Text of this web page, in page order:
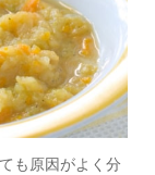
も原因がよく分